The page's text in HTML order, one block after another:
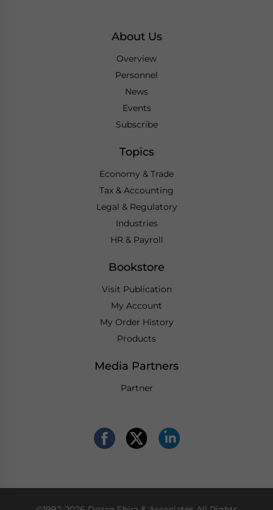
About Us
Overview
Personnel
News
Events
Subscribe
Topics
Economy & Trade
Tax & Accounting
Legal & Regulatory
Industries
HR & Payroll
Bookstore
Visit Publication
My Account
My Order History
Products
Media Partners
Partner